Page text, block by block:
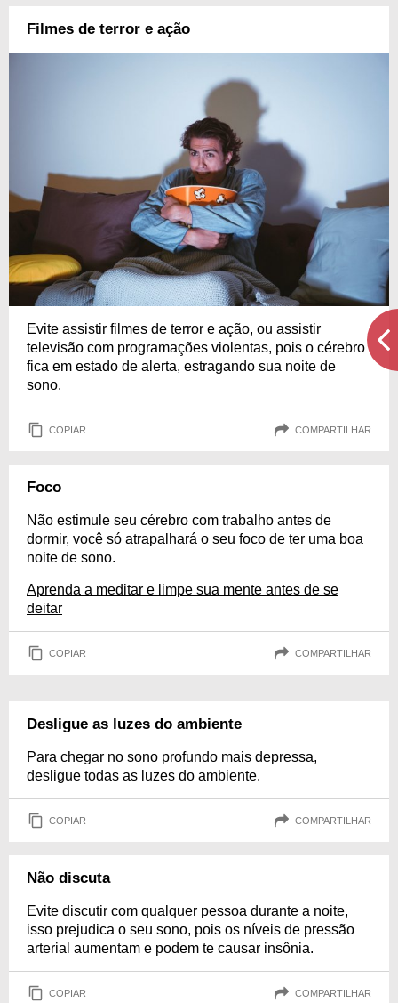
Filmes de terror e ação
Evite assistir filmes de terror e ação, ou assistir
televisão com programações violentas, pois o cérebro
fica em estado de alerta, estragando sua noite de
sono.
COPIAR COMPARTILHAR
Foco
Não estimule seu cérebro com trabalho antes de
dormir, você só atrapalhará o seu foco de ter uma boa
noite de sono.
Aprenda a meditar e limpe sua mente antes de se
deitar
COPIAR COMPARTILHAR
Desligue as luzes do ambiente
Para chegar no sono profundo mais depressa,
desligue todas as luzes do ambiente.
COPIAR COMPARTILHAR
Não discuta
Evite discutir com qualquer pessoa durante a noite,
isso prejudica o seu sono, pois os níveis de pressão
arterial aumentam e podem te causar insônia.
COPIAR COMPARTILHAR